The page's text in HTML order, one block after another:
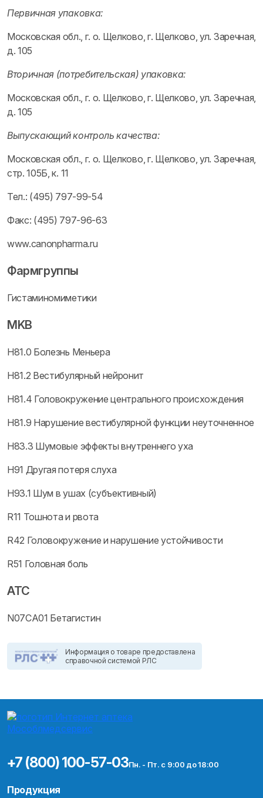
Первичная упаковка:
Московская обл., г. о. Щелково, г. Щелково, ул. Заречная,
д. 105
Вторичная (потребительская) упаковка:
Московская обл., г. о. Щелково, г. Щелково, ул. Заречная,
д. 105
Выпускающий контроль качества:
Московская обл., г. о. Щелково, г. Щелково, ул. Заречная,
стр. 105Б, к. 11
Тел.: (495) 797-99-54
Факс: (495) 797-96-63
www.canonpharma.ru
Фармгруппы
Гистаминомиметики
MKB
H81.0 Болезнь Меньера
H81.2 Вестибулярный нейронит
H81.4 Головокружение центрального происхождения
H81.9 Нарушение вестибулярной функции неуточненное
H83.3 Шумовые эффекты внутреннего уха
H91 Другая потеря слуха
H93.1 Шум в ушах (субъективный)
R11 Тошнота и рвота
R42 Головокружение и нарушение устойчивости
R51 Головная боль
ATC
N07CA01 Бетагистин
Информация о товаре предоставлена
справочной системой РЛС
+7 (800) 100-57-03Пн. - Пт. с 9:00 до 18:00
Продукция